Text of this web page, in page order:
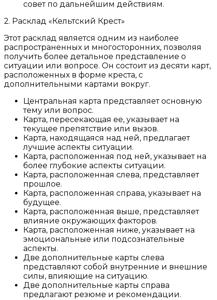
совет по дальнейшим действиям.
2. Расклад «Кельтский Крест»
Этот расклад является одним из наиболее
распространенных и многосторонних, позволяя
получить более детальное представление о
ситуации или вопросе. Он состоит из десяти карт,
расположенных в форме креста, с
дополнительными картами вокруг.
Центральная карта представляет основную
тему или вопрос.
Карта, пересекающая ее, указывает на
текущее препятствие или вызов.
Карта, находящаяся над ней, предлагает
лучшие аспекты ситуации.
Карта, расположенная под ней, указывает на
более глубокие аспекты ситуации.
Карта, расположенная слева, представляет
прошлое.
Карта, расположенная справа, указывает на
будущее.
Карта, расположенная выше, представляет
влияние окружающих факторов.
Карта, расположенная ниже, указывает на
эмоциональные или подсознательные
аспекты.
Две дополнительные карты слева
представляют собой внутренние и внешние
силы, влияющие на ситуацию.
Две дополнительные карты справа
предлагают резюме и рекомендации.